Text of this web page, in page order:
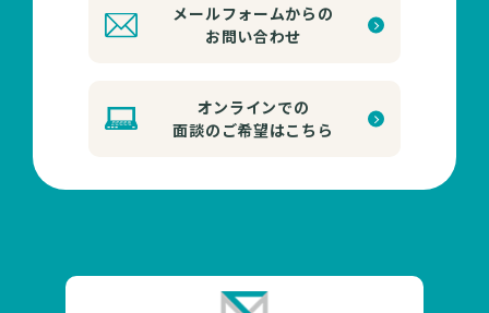
メールフォームからの
お問い合わせ
オンラインでの
面談のご希望はこちら